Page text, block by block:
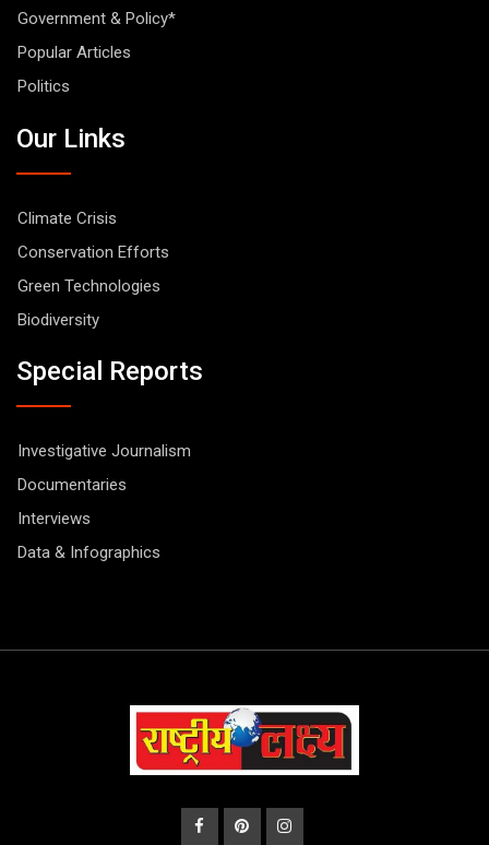
Government & Policy*
Popular Articles
Politics
Our Links
Climate Crisis
Conservation Efforts
Green Technologies
Biodiversity
Special Reports
Investigative Journalism
Documentaries
Interviews
Data & Infographics